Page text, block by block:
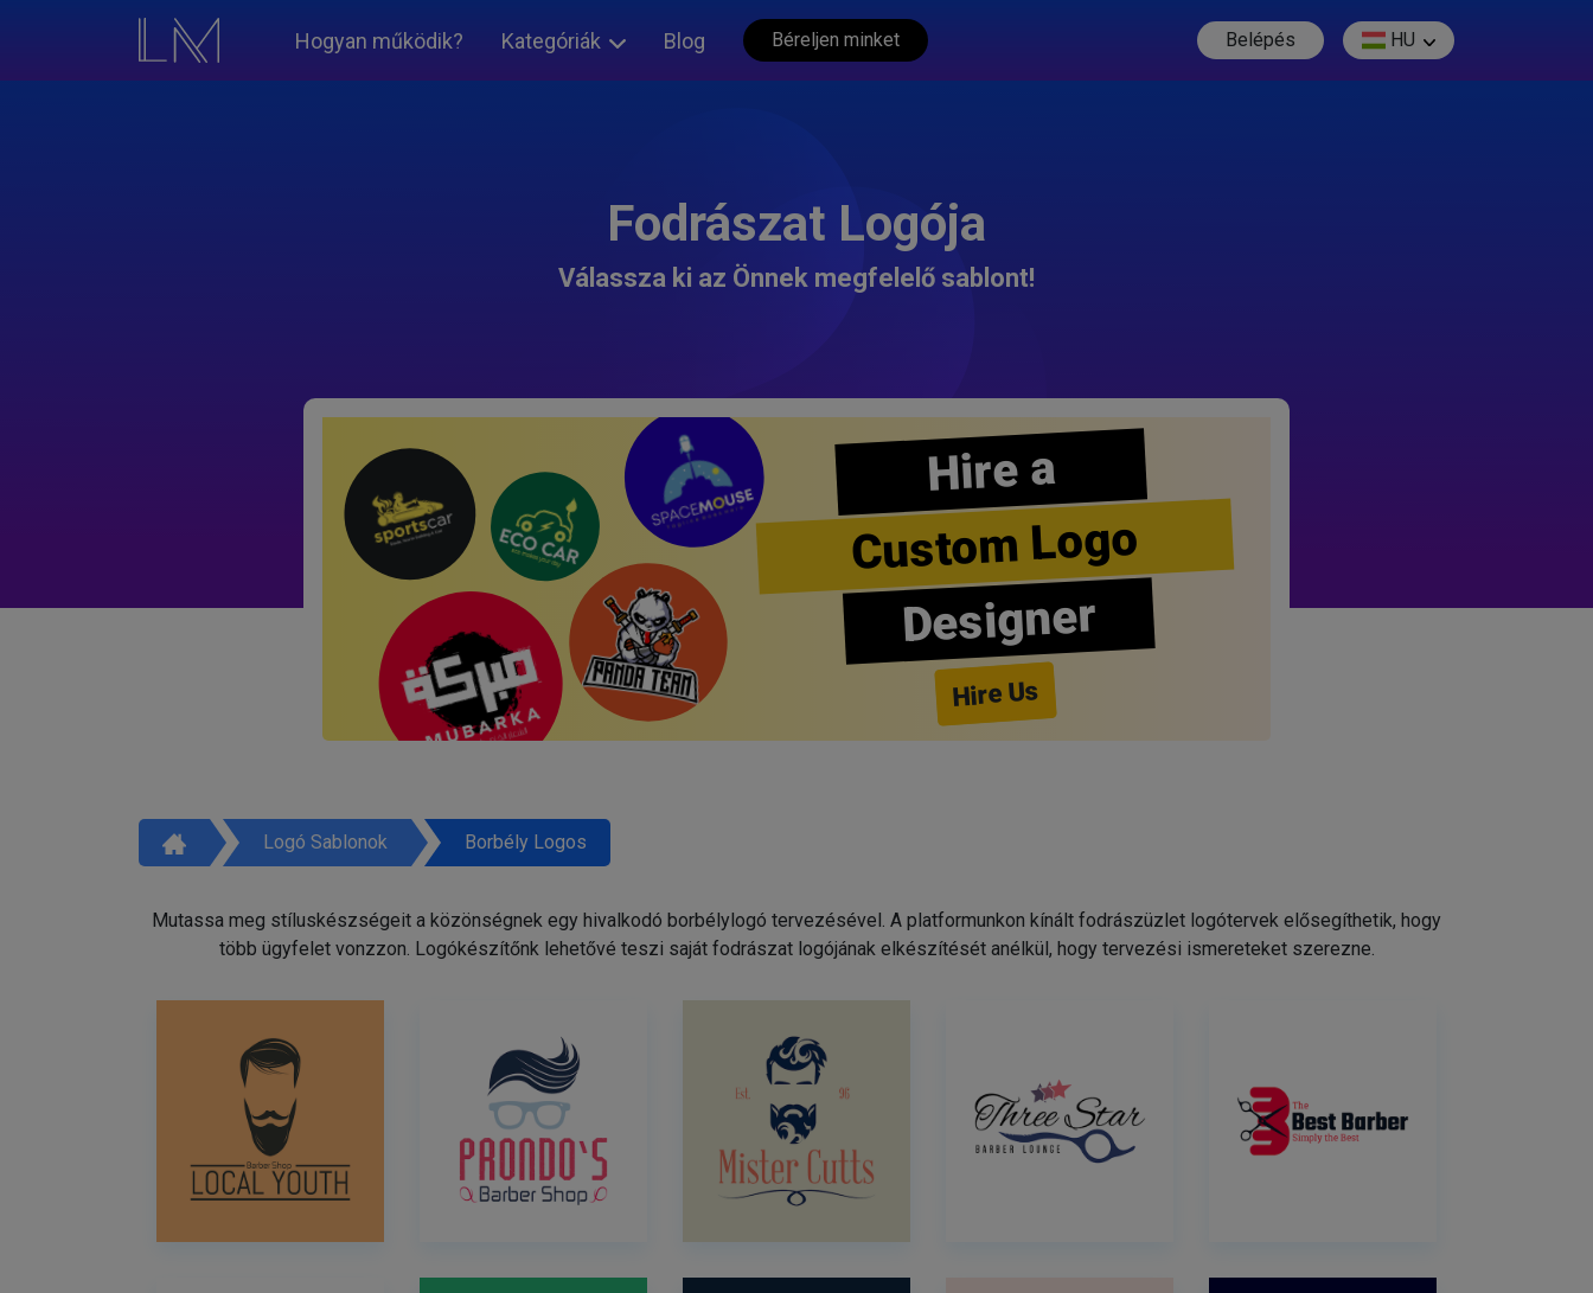
Hogyan működik? Kategóriák Blog Béreljen minket Belépés HU
Fodrászat Logója
Válassza ki az Önnek megfelelő sablont!
Hire a
Custom Logo
Designer
Hire Us
Logó Sablonok Borbély Logos
Mutassa meg stíluskészségeit a közönségnek egy hivalkodó borbélylogó tervezésével. A platformunkon kínált fodrászüzlet logótervek elősegíthetik, hogy
több ügyfelet vonzzon. Logókészítőnk lehetővé teszi saját fodrászat logójának elkészítését anélkül, hogy tervezési ismereteket szerezne.